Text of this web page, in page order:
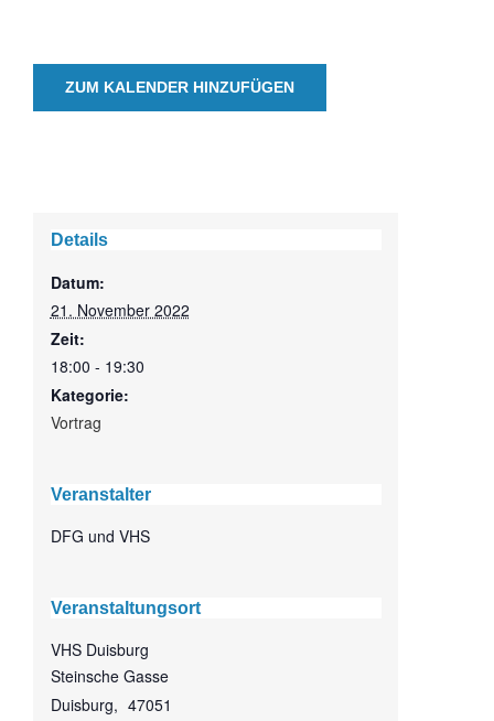
ZUM KALENDER HINZUFÜGEN
Details
Datum:
21. November 2022
Zeit:
18:00 - 19:30
Kategorie:
Vortrag
Veranstalter
DFG und VHS
Veranstaltungsort
VHS Duisburg
Steinsche Gasse
Duisburg, 47051